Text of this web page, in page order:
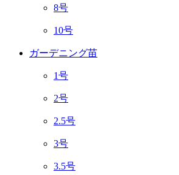
8号
10号
ガーデニング苗
1号
2号
2.5号
3号
3.5号